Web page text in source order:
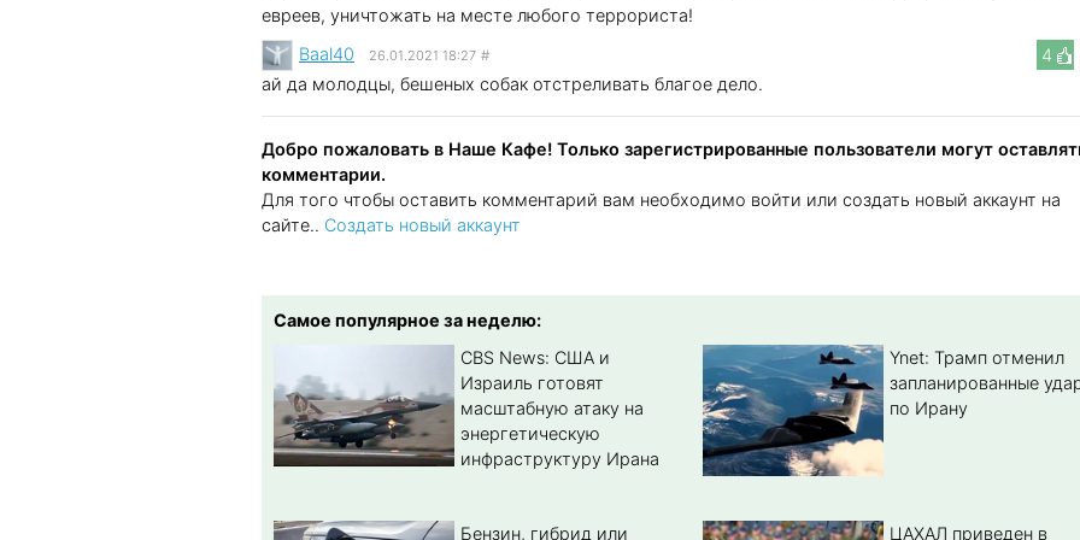
евреев, уничтожать на месте любого террориста!
4
Baal40 26.01.2021 18:27 #
ай да молодцы, бешеных собак отстреливать благое дело.
Добро пожаловать в Наше Кафе! Только зарегистрированные пользователи могут
комментарии.
Для того чтобы оставить комментарий вам необходимо войти или создать новый аккаунт на
сайте.. Создать новый аккаунт
Самое популярное за неделю:
CBS News: США и
Израиль готовят
масштабную атаку на
энергетическую
инфраструктуру Ирана
Ynet: Трамп отменил
запланированные
по Ирану
Бензин, гибрид или ЦАХАЛ приведен в